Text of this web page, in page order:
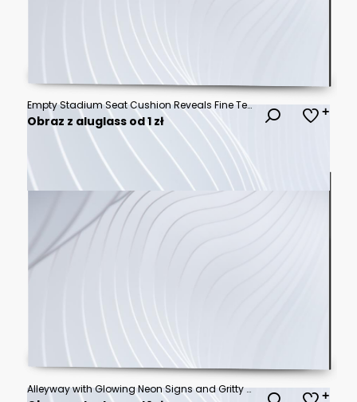
Empty Stadium Seat Cushion Reveals Fine Texture in Detailed Macro Sports Photography Scene Composition Design
Obraz z aluglass od 1 zł
Alleyway with Glowing Neon Signs and Gritty Atmosphere